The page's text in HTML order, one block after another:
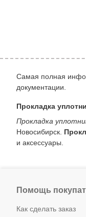
Самая полная
документации.
Прокладка
Прокладка
Новосибирск.
и аксессуары.
Помощь
Как сделать заказ